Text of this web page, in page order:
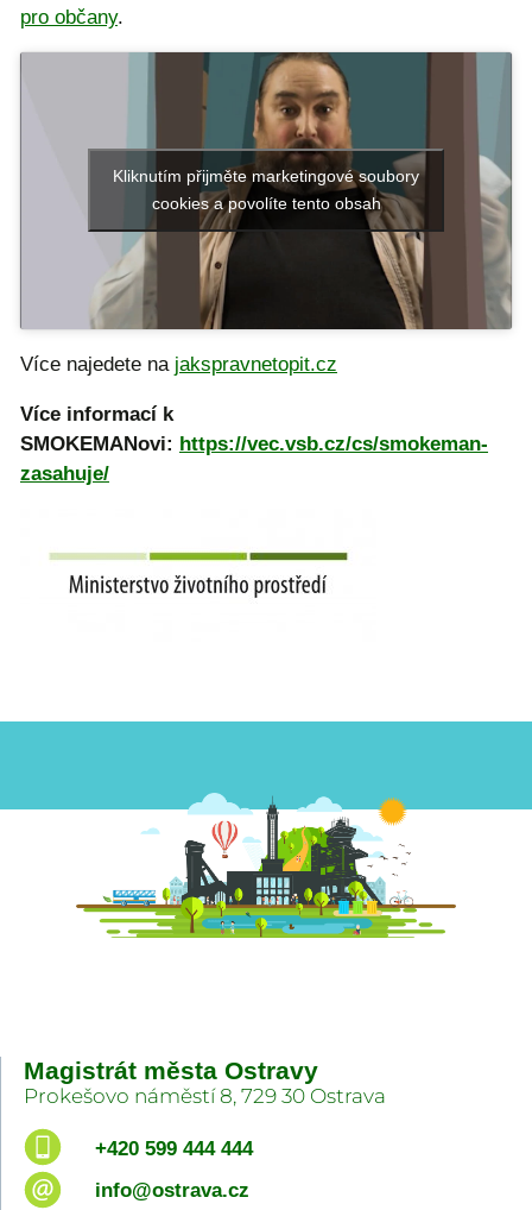
pro občany.
Kliknutím přijměte marketingové soubory
cookies a povolíte tento obsah
Více najedete na jakspravnetopit.cz
Více informací k
SMOKEMANovi: https://vec.vsb.cz/cs/smokeman-
zasahuje/
Magistrát města Ostravy
Prokešovo náměstí 8, 729 30 Ostrava
+420 599 444 444
info@ostrava.cz